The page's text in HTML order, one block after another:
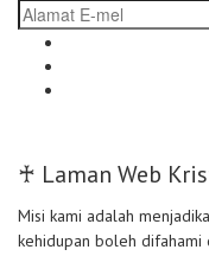
♰ Laman Web
Misi kami adalah
kehidupan boleh difahami